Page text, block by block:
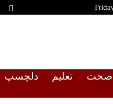
صحت تعلیم دلچسپ